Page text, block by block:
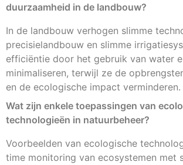
duurzaamheid in de landbouw?
In de landbouw verhogen slimme
precisielandbouw en slimme
efficiëntie door het gebruik van water
minimaliseren, terwijl ze de
en de ecologische impact verminderen.
Wat zijn enkele toepassingen van
technologieën in natuurbeheer?
Voorbeelden van ecologische
time monitoring van ecosystemen met